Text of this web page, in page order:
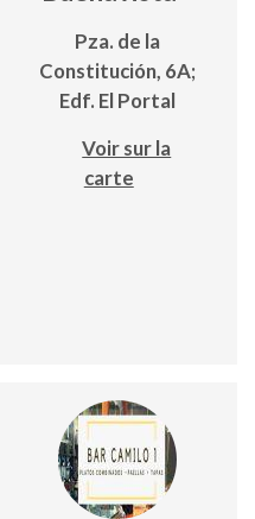
Pza. de la
Constitución, 6A;
Edf. El Portal
Voir sur la
carte